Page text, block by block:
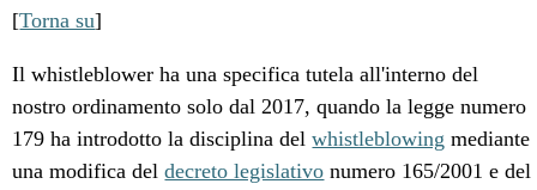
[Torna su]
Il whistleblower ha una specifica tutela all'interno del
nostro ordinamento solo dal 2017, quando la legge numero
179 ha introdotto la disciplina delwhistleblowing mediante
una modifica deldecreto legislativo numero 165/2001 e del